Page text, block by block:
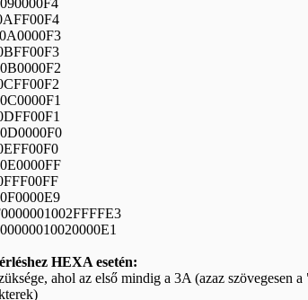
HEXA esetén:
ahol az első mindig a 3A (azaz szövegesen